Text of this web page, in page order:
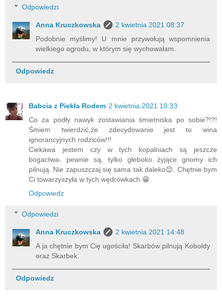
Odpowiedzi
Anna Kruczkowska
2 kwietnia 2021 08:37
Podobnie myślimy! U mnie przywołują wspomnienia
wielkiego ogrodu, w którym się wychowałam.
Odpowiedz
Babcia z Piekła Rodem 2 kwietnia 2021 10:33
Co za podły nawyk zostawiania śmietniska po sobie?!?!
Śmiem twierdzić,że zdecydowanie jest to wina
ignorancyjnych rodziców!!!
Ciekawa jestem czy w tych kopalniach są jeszcze
bogactwa- pewnie są, tylko głeboko żyjące gnomy ich
pilnują. Nie zapuszczaj się sama tak daleko😊. Chętnie bym
Ci towarzyszyła w tych wędrówkach 😁
Odpowiedz
Odpowiedzi
Anna Kruczkowska
2 kwietnia 2021 14:48
A ja chętnie bym Cię ugościła! Skarbów pilnują Koboldy
oraz Skarbek.
Odpowiedz